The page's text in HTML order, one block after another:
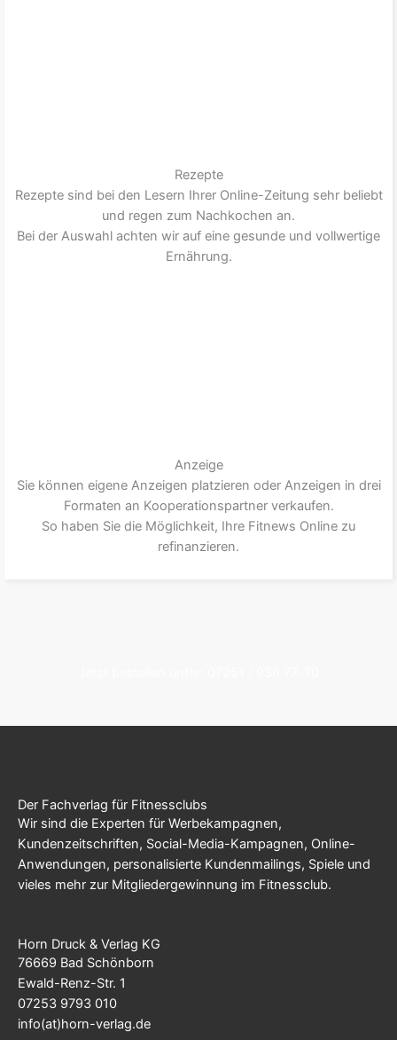
Rezepte
Rezepte sind bei den Lesern Ihrer Online-Zeitung sehr beliebt
und regen zum Nachkochen an.
Bei der Auswahl achten wir auf eine gesunde und vollwertige
Ernährung.
Anzeige
Sie können eigene Anzeigen platzieren oder Anzeigen in drei
Formaten an Kooperationspartner verkaufen.
So haben Sie die Möglichkeit, Ihre Fitnews Online zu
refinanzieren.
Der Fachverlag für Fitnessclubs
Wir sind die Experten für Werbekampagnen,
Kundenzeitschriften, Social-Media-Kampagnen, Online-
Anwendungen, personalisierte Kundenmailings, Spiele und
vieles mehr zur Mitgliedergewinnung im Fitnessclub.
Horn Druck & Verlag KG
76669 Bad Schönborn
Ewald-Renz-Str. 1
07253 9793 010
info(at)horn-verlag.de